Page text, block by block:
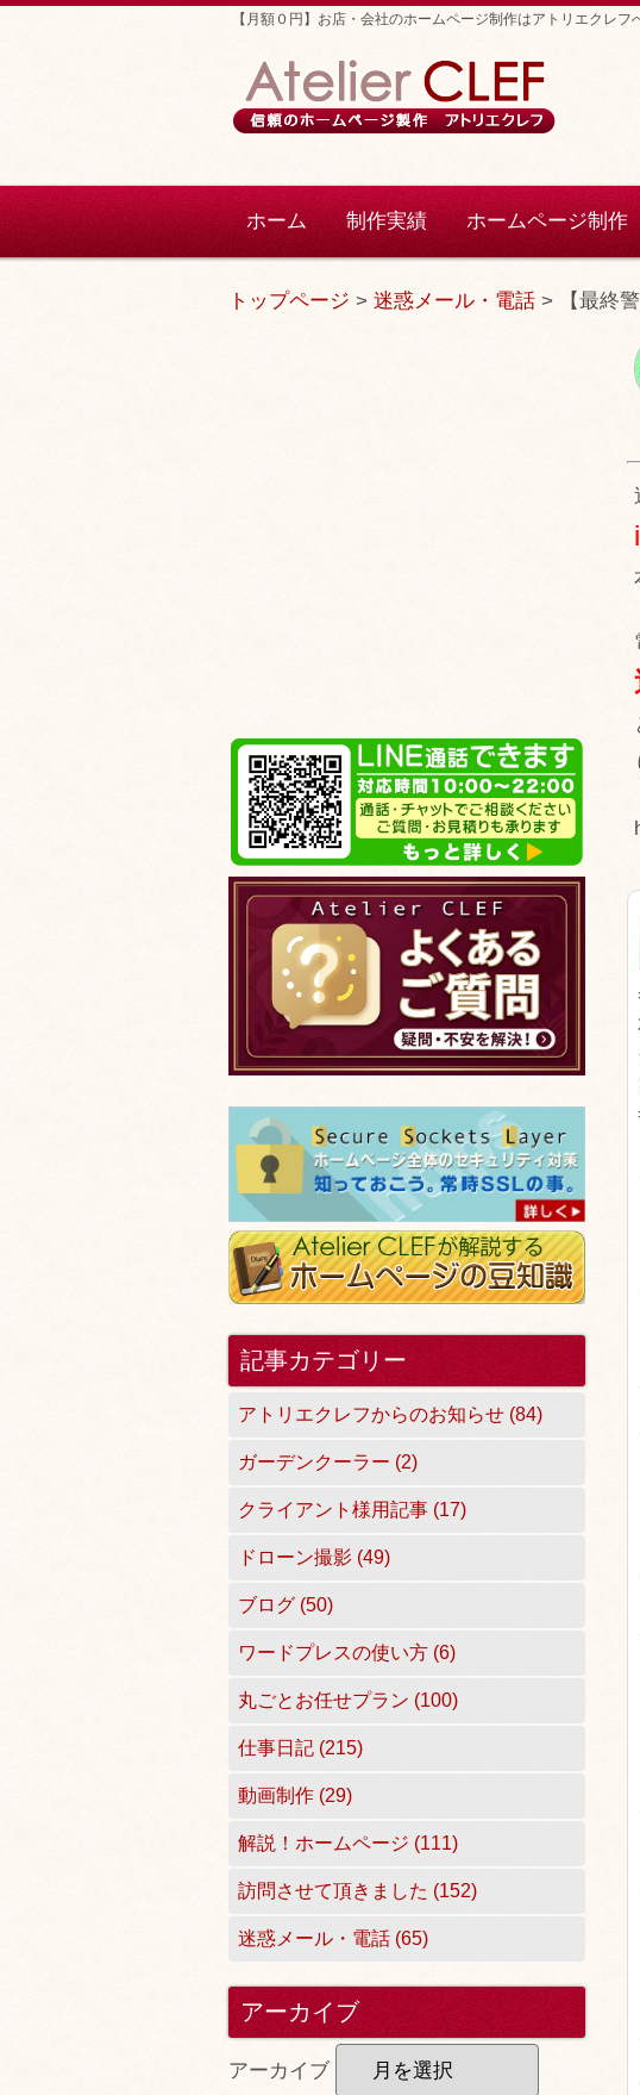
【月額０円】お店・会社のホームページ制作はアトリエクレフ
ホーム 制作実績 ホームページ制作
トップページ > 迷惑メール・電話 >
【最終
記事カテゴリー
アトリエクレフからのお知らせ (84)
ガーデンクーラー (2)
クライアント様用記事 (17)
ドローン撮影 (49)
ブログ (50)
ワードプレスの使い方 (6)
丸ごとお任せプラン (100)
仕事日記 (215)
動画制作 (29)
解説！ホームページ (111)
訪問させて頂きました (152)
迷惑メール・電話 (65)
アーカイブ
アーカイブ